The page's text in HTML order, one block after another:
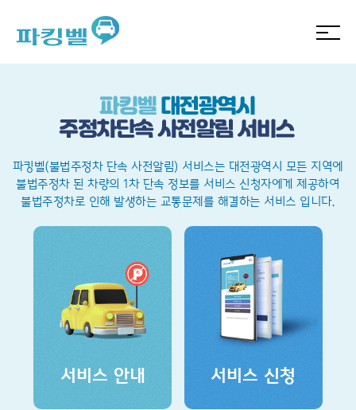
파킹벨(불법주정차 단속 사전알림) 서비스는 대전광역시 모든 지역에
불법주정차 된 차량의 1차 단속 정보를 서비스 신청자에게 제공하여
불법주정차로 인해 발생하는 교통문제를 해결하는 서비스 입니다.
서비스 안내 서비스 신청